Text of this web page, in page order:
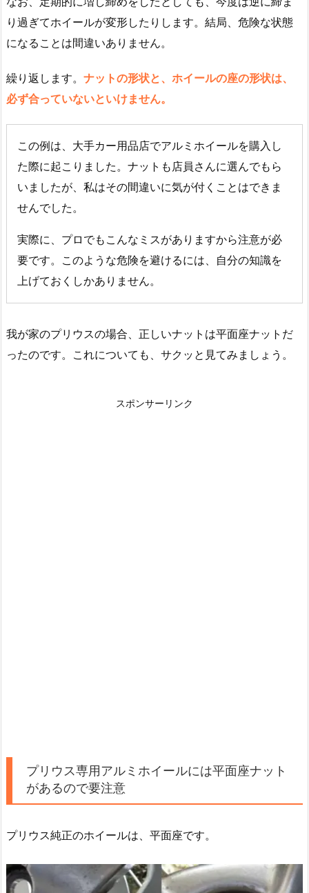
り過ぎてホイールが変形したりします。結局、危険な状態
になることは間違いありません。
繰り返します。 ナットの形状と、ホイールの座の形状は、
必ず合っていないといけません。
この例は、大手カー用品店でアルミホイールを購入し
た際に起こりました。ナットも店員さんに選んでもら
いましたが、私はその間違いに気が付くことはできま
せんでした。
実際に、プロでもこんなミスがありますから注意が必
要です。このような危険を避けるには、自分の知識を
上げておくしかありません。
我が家のプリウスの場合、正しいナットは平面座ナットだ
ったのです。これについても、サクッと見てみましょう。
スポンサーリンク
プリウス専用アルミホイールには平面座ナット
があるので要注意
プリウス純正のホイールは、平面座です。